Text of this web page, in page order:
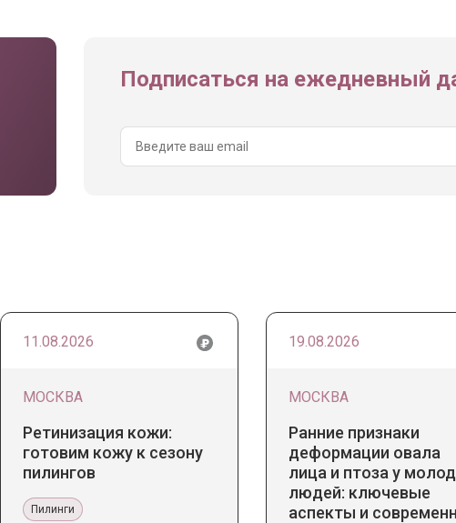
Подписаться на ежедневный
11.08.2026
МОСКВА
Ретинизация кожи:
готовим кожу к сезону
пилингов
Пилинги
19.08.2026
МОСКВА
Ранние признаки
деформации овала
лица и птоза у
людей: ключевые
аспекты и